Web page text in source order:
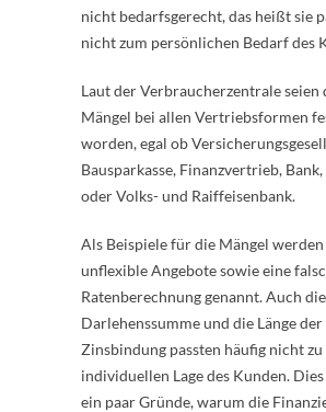
nicht bedarfsgerecht, das heißt sie
nicht zum persönlichen Bedarf des
Laut der Verbraucherzentrale seien
Mängel bei allen Vertriebsformen
worden, egal ob
Bausparkasse, Finanzvertrieb, Bank,
oder Volks- und Raiffeisenbank.
Als Beispiele für die Mängel
unflexible Angebote sowie eine
Ratenberechnung genannt. Auch die
Darlehenssumme und die Länge der
Zinsbindung passten häufig nicht
individuellen Lage des Kunden.
ein paar Gründe, warum die